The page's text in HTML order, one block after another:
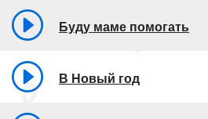
Буду маме помогать
В Новый год